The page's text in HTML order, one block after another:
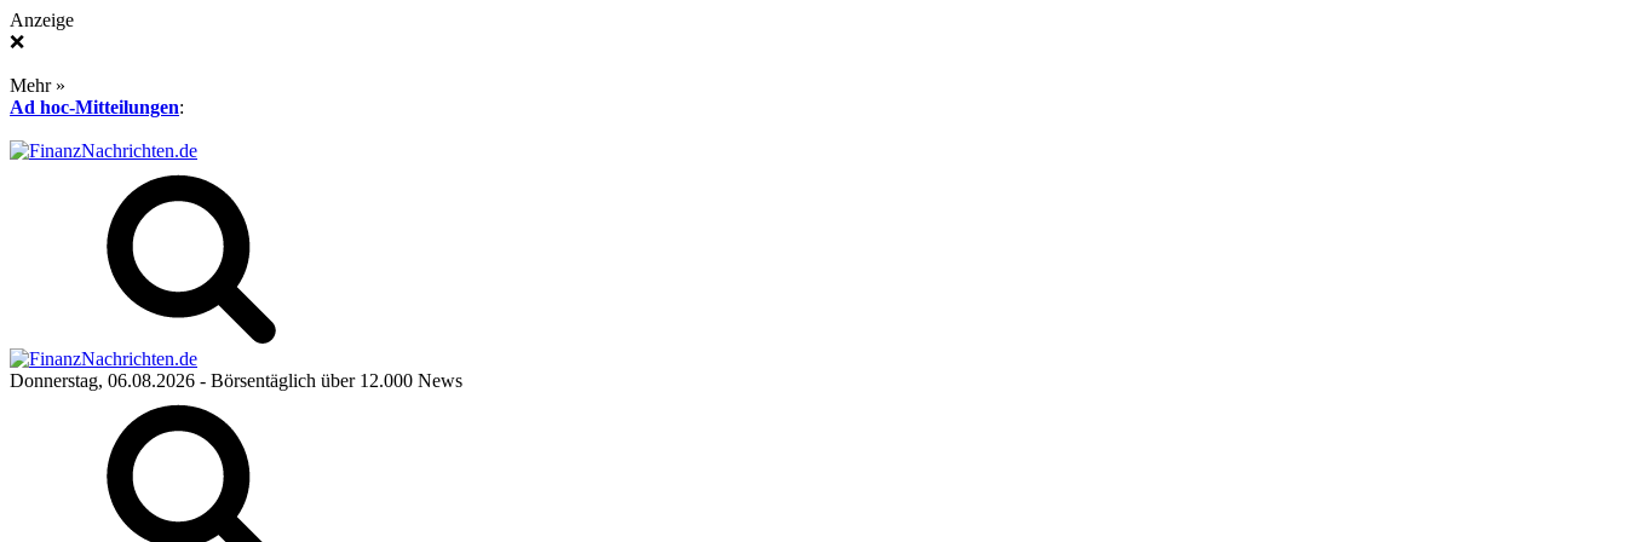
Anzeige
❌
Mehr »
Ad hoc-Mitteilungen:
Donnerstag, 06.08.2026 - Börsentäglich über 12.000 News